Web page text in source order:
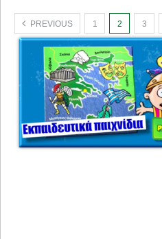
PREVIOUS 1 2 3